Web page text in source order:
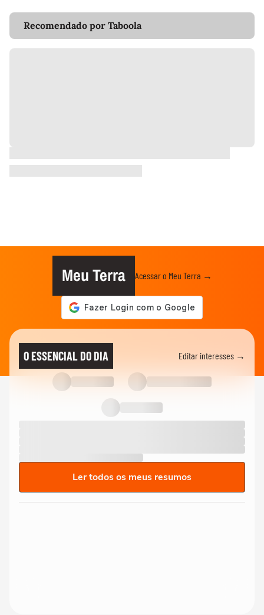
Recomendado por Taboola
Meu Terra Acessar o Meu Terra →
O ESSENCIAL DO DIA Editar interesses →
Ler todos os meus resumos